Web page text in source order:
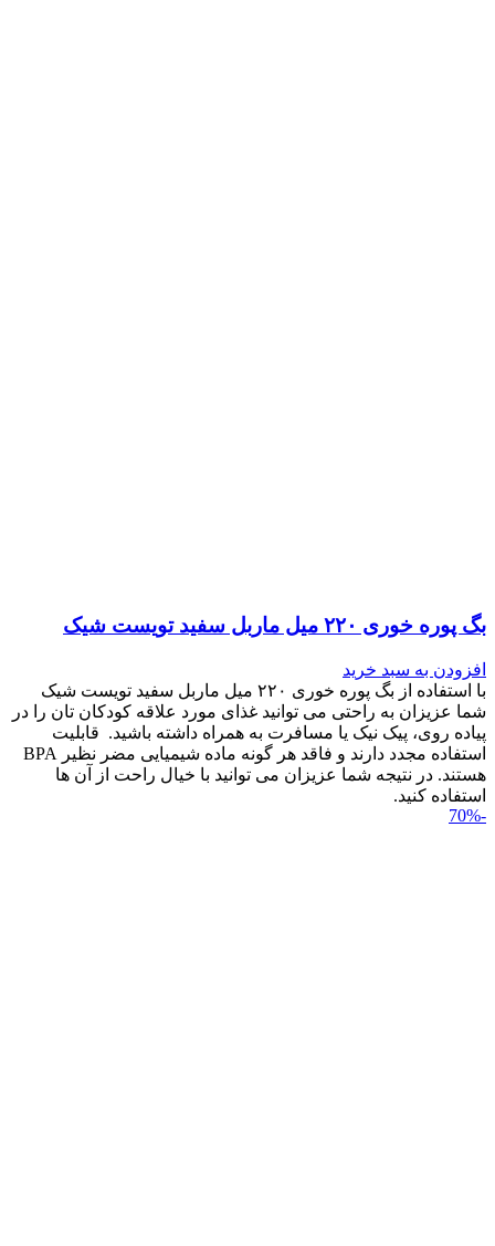
بگ پوره خوری ۲۲۰ میل ماربل سفید تویست شیک
افزودن به سبد خرید
با استفاده از بگ پوره خوری ۲۲۰ میل ماربل سفید تویست شیک
شما عزیزان به راحتی می توانید غذای مورد علاقه کودکان تان را در
پیاده روی، پیک نیک یا مسافرت به همراه داشته باشید. قابلیت
استفاده مجدد دارند و فاقد هر گونه ماده شیمیایی مضر نظیر BPA
هستند. در نتیجه شما عزیزان می توانید با خیال راحت از آن ها
استفاده کنید.
-70%